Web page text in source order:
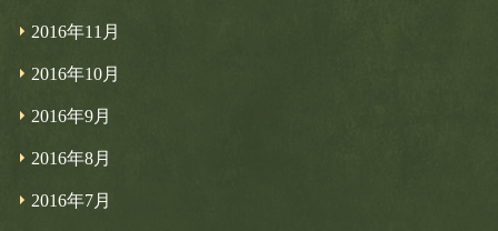
2016年11月
2016年10月
2016年9月
2016年8月
2016年7月